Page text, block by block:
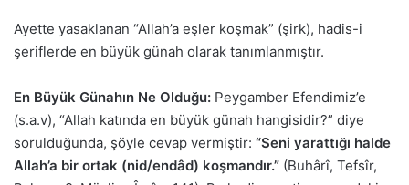
Ayette yasaklanan “Allah’a eşler koşmak” (şirk), hadis-i
şeriflerde en büyük günah olarak tanımlanmıştır.
En Büyük Günahın Ne Olduğu: Peygamber Efendimiz’e
(s.a.v), “Allah katında en büyük günah hangisidir?” diye
sorulduğunda, şöyle cevap vermiştir: “Seni yarattığı halde
Allah’a bir ortak (nid/endâd) koşmandır.” (Buhârî, Tefsîr,